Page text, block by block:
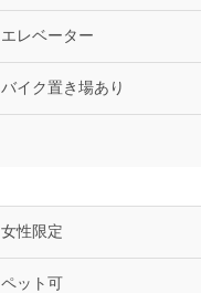
エレベーター
バイク置き場あり
女性限定
ペット可